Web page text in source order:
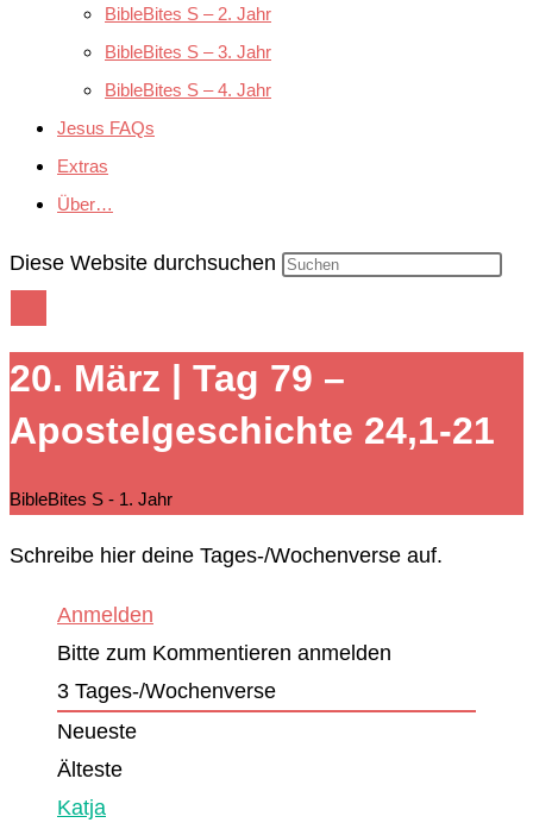
BibleBites S – 2. Jahr
BibleBites S – 3. Jahr
BibleBites S – 4. Jahr
Jesus FAQs
Extras
Über…
Diese Website durchsuchen
20. März | Tag 79 –
Apostelgeschichte 24,1-21
BibleBites S - 1. Jahr
Schreibe hier deine Tages-/Wochenverse auf.
Anmelden
Bitte zum Kommentieren anmelden
3 Tages-/Wochenverse
Neueste
Älteste
Katja